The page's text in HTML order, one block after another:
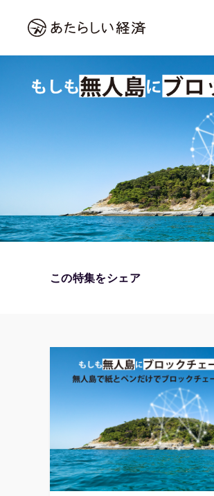
この特集をシェア